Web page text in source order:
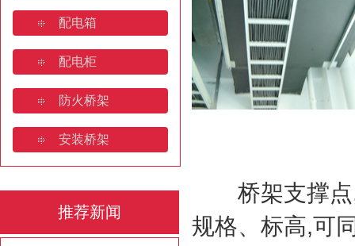
济南电缆桥架:安装规范与全
如何判断喷塑桥架的质量好
配电箱
配电柜
防火桥架
安装桥架
推荐新闻
桥架支撑点,
规格、标高,可